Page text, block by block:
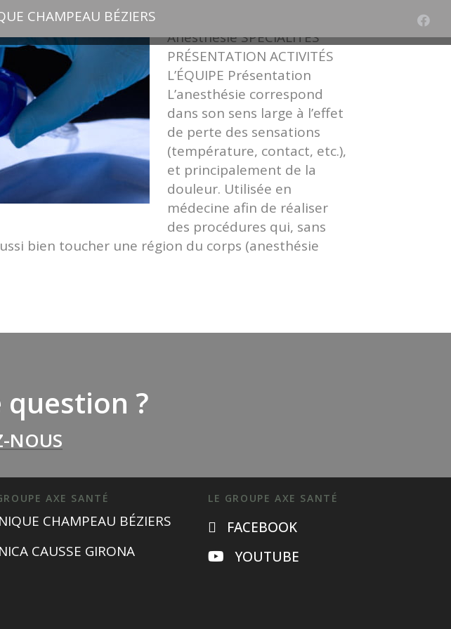
CHAMPEAU BÉZIERS
Anesthésie SPÉCIALITÉS
PRÉSENTATION ACTIVITÉS
L’ÉQUIPE Présentation
L’anesthésie correspond
dans son sens large à l’effet
de perte des sensations
(température, contact, etc.),
et principalement de la
douleur. Utilisée en
médecine afin de réaliser
des procédures qui, sans
bien toucher une région du corps (anesthésie
question ?
NOUS
AXE SANTÉ
CHAMPEAU BÉZIERS
CAUSSE GIRONA
LE GROUPE AXE SANTÉ
FACEBOOK
YOUTUBE